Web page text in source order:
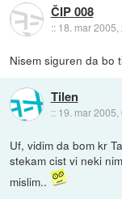
ČIP 008
:: 18. mar 2005,
Nisem siguren da bo
Tilen
:: 19. mar 2005,
Uf, vidim da bom kr
stekam cist vi neki
mislim..